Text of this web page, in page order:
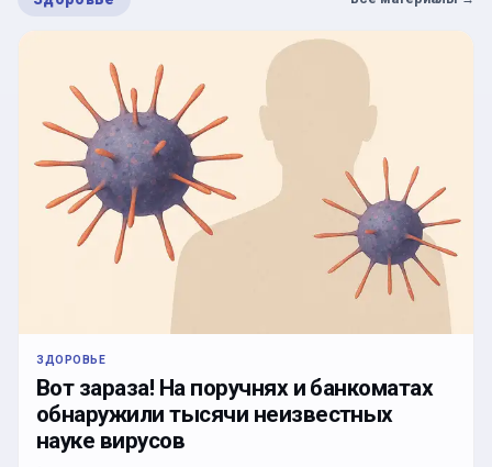
ЗДОРОВЬЕ
Вот зараза! На поручнях и банкоматах
обнаружили тысячи неизвестных
науке вирусов